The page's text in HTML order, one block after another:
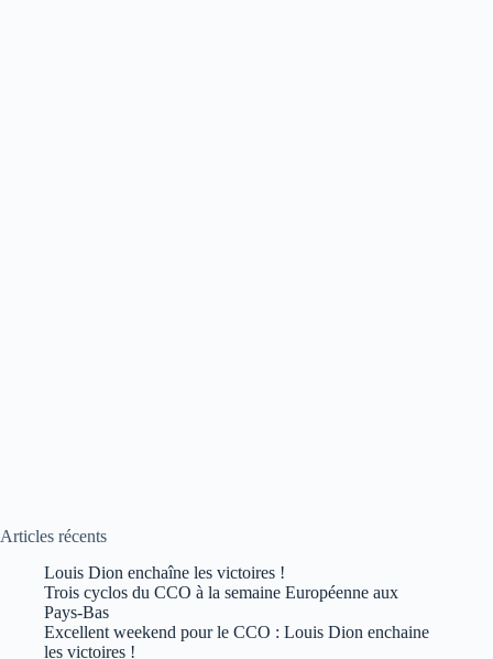
Articles récents
Louis Dion enchaîne les victoires !
Trois cyclos du CCO à la semaine Européenne aux
Pays-Bas
Excellent weekend pour le CCO : Louis Dion enchaine
les victoires !